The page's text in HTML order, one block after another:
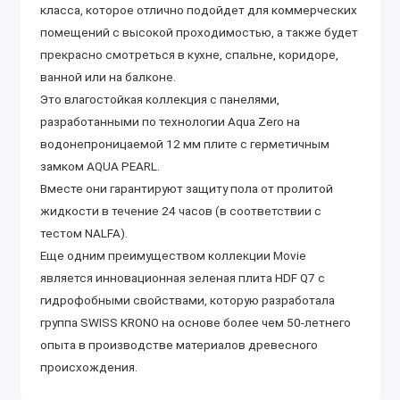
класса, которое отлично подойдет для коммерческих
помещений с высокой проходимостью, а также будет
прекрасно смотреться в кухне, спальне, коридоре,
ванной или на балконе.
Это влагостойкая коллекция с панелями,
разработанными по технологии Aqua Zero на
водонепроницаемой 12 мм плите с герметичным
замком AQUA PEARL.
Вместе они гарантируют защиту пола от пролитой
жидкости в течение 24 часов (в соответствии с
тестом NALFA).
Еще одним преимуществом коллекции Movie
является инновационная зеленая плита HDF Q7 с
гидрофобными свойствами, которую разработала
группа SWISS KRONO на основе более чем 50-летнего
опыта в производстве материалов древесного
происхождения.